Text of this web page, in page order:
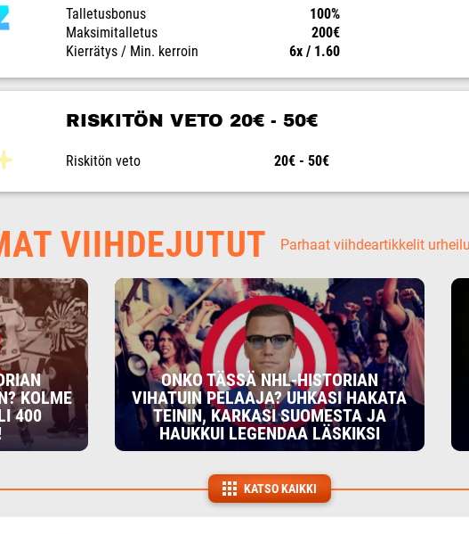
Talletusbonus
100%
Maksimitalletus
200€
Kierrätys / Min. kerroin
6x / 1.60
RISKITÖN VETO 20€ - 50€
Riskitön veto 20€ - 50€
VIIHDEJUTUT Parhaat viihdeartikkelit
KOLME
400
ONKO TÄSSÄ NHL-HISTORIAN
VIHATUIN PELAAJA? UHKASI HAKATA
TEININ, KARKASI SUOMESTA JA
HAUKKUI LEGENDAA LÄSKIKSI
KATSO KAIKKI